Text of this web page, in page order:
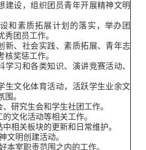
建设，组织团员青年开展精神文明
和素质拓展计划的落实，举办团
秀团员工作。
新、社会实践、素质拓展、青年志
核奖惩工作。
学习和各类知识、演讲竞赛活动、
生文化体育活动，活跃学生业余文
围。
研究生会和学生社团工作。
文化活动等相关工作。
相关板块的更新和日常维护。
文明创建活动。
本室职责范围之内的工作。